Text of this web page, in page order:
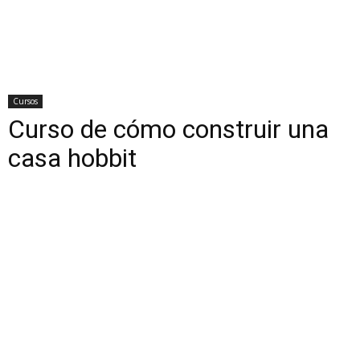
Cursos
Curso de cómo construir una
casa hobbit